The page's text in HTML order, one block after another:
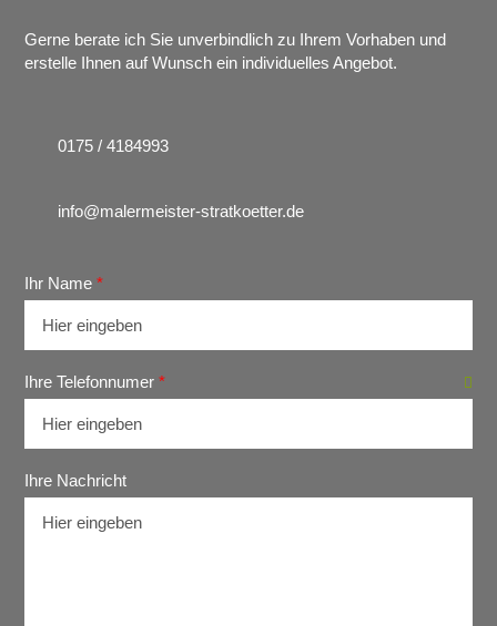
Gerne berate ich Sie unverbindlich zu Ihrem Vorhaben und
erstelle Ihnen auf Wunsch ein individuelles Angebot.
0175 / 4184993
info@malermeister-stratkoetter.de
Formular überspringen
Ihr Name*
Ihre Telefonnumer*
Ihre Nachricht